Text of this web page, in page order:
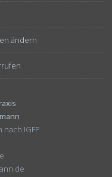
ändern
IGFP